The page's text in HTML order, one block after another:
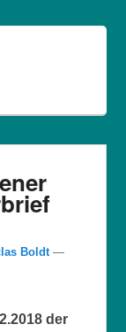
Boldt —
der